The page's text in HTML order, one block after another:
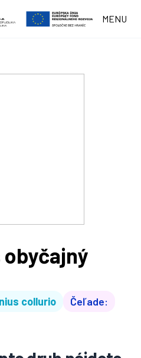
MENU
collurio Čeľade: